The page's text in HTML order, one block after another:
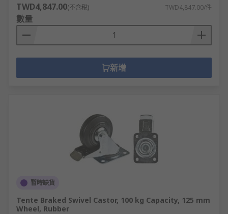
TWD4,847.00(不含稅) TWD4,847.00/件
數量
新增
暫時缺貨
Tente Braked Swivel Castor, 100 kg Capacity, 125 mm
Wheel, Rubber